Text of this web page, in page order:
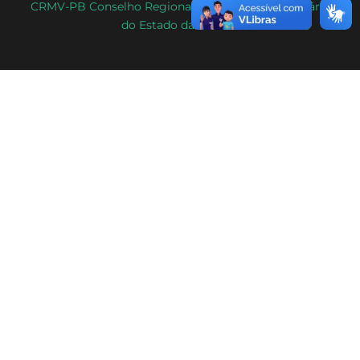
CRMV-PB Conselho Regional de Medicina Veterinária
do Estado da Paraíba